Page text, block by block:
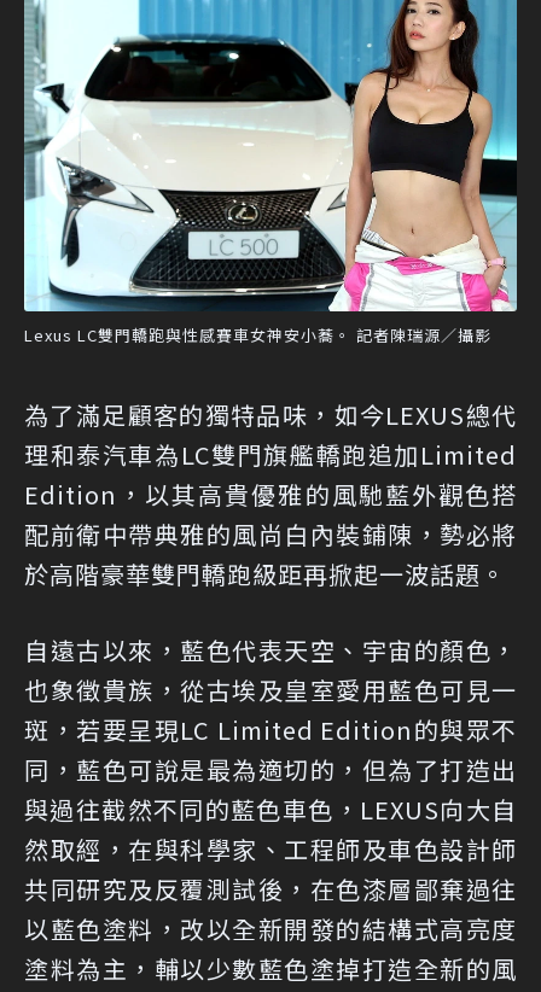
Lexus LC雙門轎跑與性感賽車女神安小蕎。 記者陳瑞源／攝影
為了滿足顧客的獨特品味，如今LEXUS總代
理和泰汽車為LC雙門旗艦轎跑追加Limited
Edition，以其高貴優雅的風馳藍外觀色搭
配前衛中帶典雅的風尚白內裝鋪陳，勢必將
於高階豪華雙門轎跑級距再掀起一波話題。
自遠古以來，藍色代表天空、宇宙的顏色，
也象徵貴族，從古埃及皇室愛用藍色可見一
斑，若要呈現LC Limited Edition的與眾不
同，藍色可說是最為適切的，但為了打造出
與過往截然不同的藍色車色，LEXUS向大自
然取經，在與科學家、工程師及車色設計師
共同研究及反覆測試後，在色漆層鄙棄過往
以藍色塗料，改以全新開發的結構式高亮度
塗料為主，輔以少數藍色塗掉打造全新的風